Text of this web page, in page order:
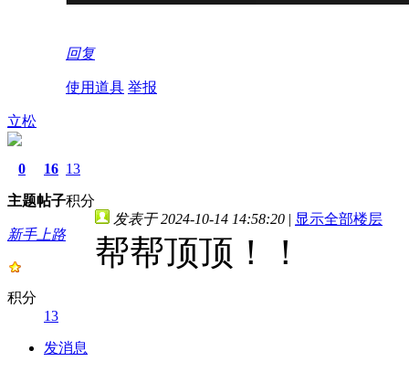
回复
使用道具 举报
立松
0
主题
16
帖子
13
积分
新手上路
积分
13
发消息
发表于 2024-10-14 14:58:20 | 显示全部楼层
帮帮顶顶！！